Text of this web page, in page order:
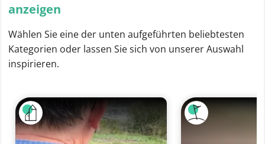
anzeigen
Wählen Sie eine der unten aufgeführten beliebtesten
Kategorien oder lassen Sie sich von unserer Auswahl
inspirieren.